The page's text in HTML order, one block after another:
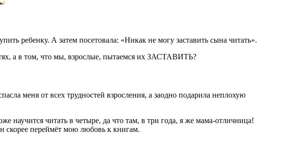
ребенку. А затем посетовала: «Никак не могу заставить сына читать».
а в том, что мы, взрослые, пытаемся их ЗАСТАВИТЬ?
меня от всех трудностей взросления, а заодно подарила неплохую
научится читать в четыре, да что там, в три года, я же мама-отличница!
скорее переймёт мою любовь к книгам.